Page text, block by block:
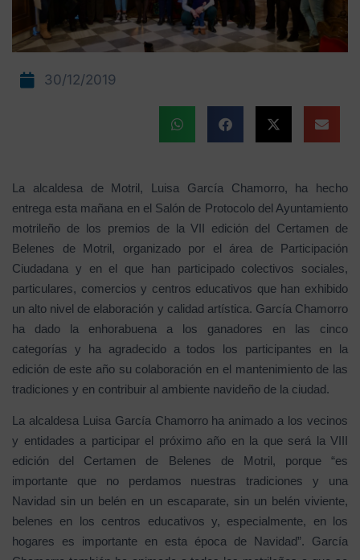
30/12/2019
La alcaldesa de Motril, Luisa García Chamorro, ha hecho
entrega esta mañana en el Salón de Protocolo del Ayuntamiento
motrileño de los premios de la VII edición del Certamen de
Belenes de Motril, organizado por el área de Participación
Ciudadana y en el que han participado colectivos sociales,
particulares, comercios y centros educativos que han exhibido
un alto nivel de elaboración y calidad artística. García Chamorro
ha dado la enhorabuena a los ganadores en las cinco
categorías y ha agradecido a todos los participantes en la
edición de este año su colaboración en el mantenimiento de las
tradiciones y en contribuir al ambiente navideño de la ciudad.
La alcaldesa Luisa García Chamorro ha animado a los vecinos
y entidades a participar el próximo año en la que será la VIII
edición del Certamen de Belenes de Motril, porque “es
importante que no perdamos nuestras tradiciones y una
Navidad sin un belén en un escaparate, sin un belén viviente,
belenes en los centros educativos y, especialmente, en los
hogares es importante en esta época de Navidad”. García